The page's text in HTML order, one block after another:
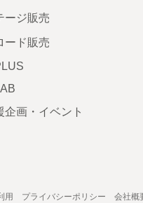
ージ販売
ード販売
企画・イベント
用 プライバシーポリシー 会社概